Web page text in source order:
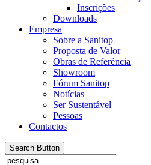
Inscrições
Downloads
Empresa
Sobre a Sanitop
Proposta de Valor
Obras de Referência
Showroom
Fórum Sanitop
Notícias
Ser Sustentável
Pessoas
Contactos
Search Button